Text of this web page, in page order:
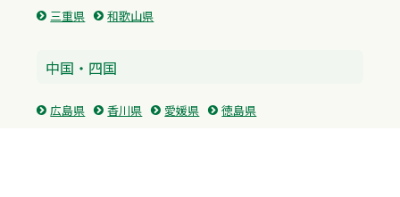
三重県
和歌山県
中国・四国
広島県 香川県 愛媛県 徳島県